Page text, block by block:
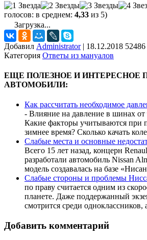
голосов: в среднем: 4,33 из 5)
Загрузка...
Добавил Administrator | 18.12.2018
Категория Ответы из мануалов
ЕЩЕ ПОЛЕЗНОЕ И ИНТЕРЕСНОЕ
АВТОМОБИЛИ:
Как рассчитать необходимое
- Влияние на давление в шинах
Какие факторы учитываются при
зимнее время? Сколько качать
Слабые места и основные
Всего 15 лет назад, концерн
разработали автомобиль Nissan
модель создавалась на базе
Слабые стороны и проблемы
по праву считается одним из
планете. Даже поддержанный
смотрится среди одноклассников,
Добавить комментарий